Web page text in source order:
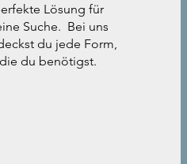
Lösung für
Suche. Bei uns
du jede Form,
die du benötigst.